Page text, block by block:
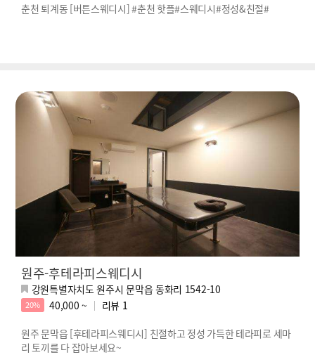
춘천 퇴계동 [버튼스웨디시] #춘천 핫플#스웨디시#정성&친절#
원주-후테라피스웨디시
강원특별자치도 원주시 문막읍 동화리 1542-10
20% 40,000 ~ 리뷰 1
원주 문막읍 [후테라피스웨디시] 친절하고 정성 가득한 테라피로 세마
리 토끼를 다 잡아보세요~